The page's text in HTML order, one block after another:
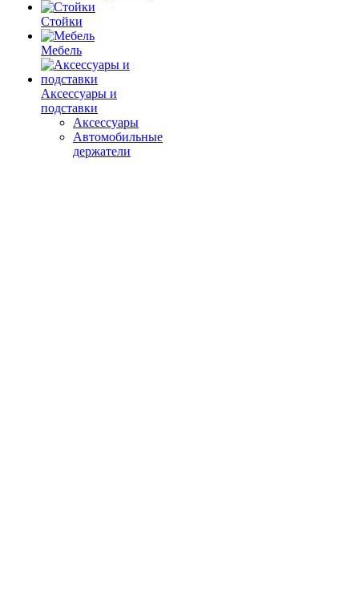
Стойки
Мебель
Аксессуары и
подставки
Аксессуары
Автомобильные
держатели